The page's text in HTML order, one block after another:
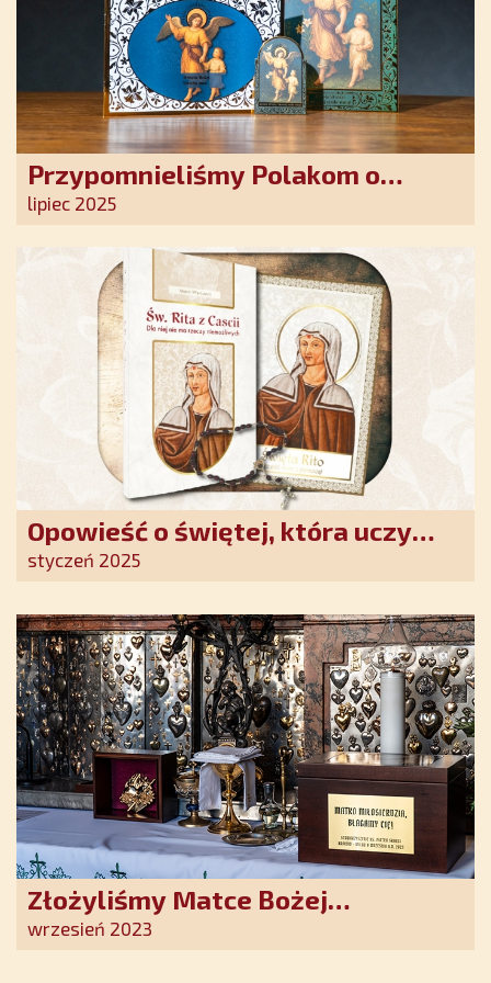
Przypomnieliśmy Polakom o
obecności Anioła Stróża!
lipiec 2025
Opowieść o świętej, która uczy
szczerego oddania się Bogu.
nadziei w XXI wieku
styczeń 2025
Złożyliśmy Matce Bożej
Ostrobramskiej pozłacane wotum
wrzesień 2023